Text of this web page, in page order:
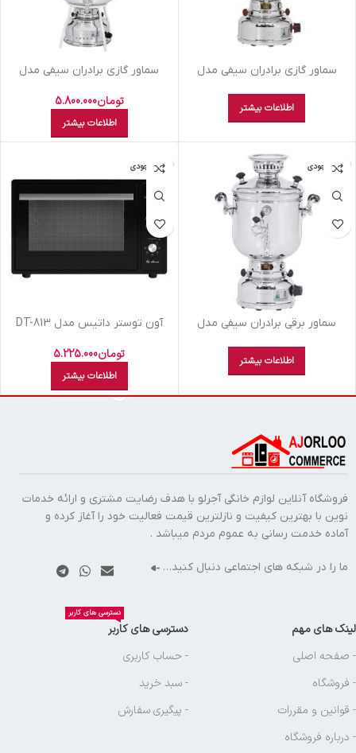
سماور گازی برادران سیفی مدل
اطلاعات بیشتر
سماور گازی برادران سیفی مدل
تومان5.800.000
اطلاعات بیشتر
اتمام موجودی
سماور برقی برادران سیفی مدل
اطلاعات بیشتر
اتمام موجودی
آون توستر داتیس مدل DT-813
تومان5.225.000
اطلاعات بیشتر
فروشگاه آنلاین لوازم خانگی آجرلو با هدف رضایت مشتری و ارائه خدمات
نوین با بهترین کیفیت و نازلترین قیمت فعالیت خود را آغاز کرده و
آماده خدمت رسانی به عموم مردم میباشد .
ما را در شبکه های اجتماعی دنبال کنید…
لینک های مهم
- صفحه اصلی
- فروشگاه
- قوانین و مقررات
- درباره فروشگاه
دسترسی های کاربر
دسترسی های کاربر
- حساب کاربری
- سبد خرید
- پیگیری سفارش